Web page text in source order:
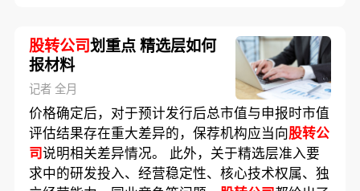
股转公司划重点 精选层如何
报材料
记者 全月
价格确定后，对于预计发行后总市值与申报时市值
评估结果存在重大差异的，保荐机构应当向股转公
司说明相关差异情况。 此外，关于精选层准入要
求中的研发投入、经营稳定性、核心技术权属、独